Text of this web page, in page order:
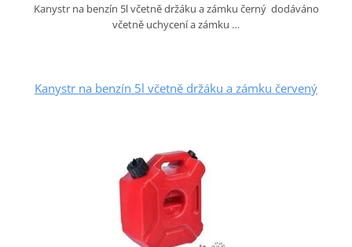
Kanystr na benzín 5l včetně držáku a zámku černý dodáváno
včetně uchycení a zámku …
Kanystr na benzín 5l včetně držáku a zámku červený